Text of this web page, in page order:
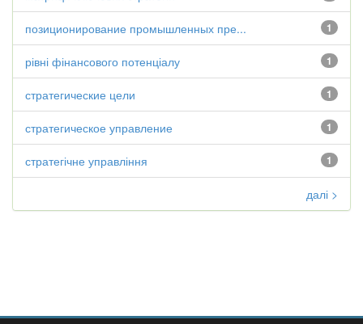
1
позиционирование промышленных пре...
1
рівні фінансового потенціалу
1
стратегические цели
1
стратегическое управление
1
стратегічне управління
далі >